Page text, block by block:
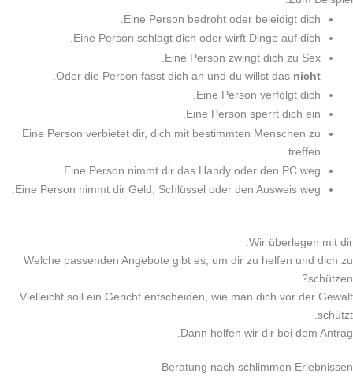
Eine Person bedroht oder beleidigt dich.
Eine Person schlägt dich oder wirft Dinge auf dich.
Eine Person zwingt dich zu Sex.
Oder die Person fasst dich an und du willst das nicht
Eine Person verfolgt dich.
Eine Person sperrt dich ein.
Eine Person verbietet dir, dich mit bestimmten Menschen zu
treffen.
Eine Person nimmt dir das Handy oder den PC weg.
Eine Person nimmt dir Geld, Schlüssel oder den Ausweis weg.
Wir überlegen mit dir:
Welche passenden Angebote gibt es, um dir zu helfen und dich zu
schützen?
Vielleicht soll ein Gericht entscheiden, wie man dich vor der Gewalt
schützt.
Dann helfen wir dir bei dem Antrag.
Beratung nach schlimmen Erlebnissen